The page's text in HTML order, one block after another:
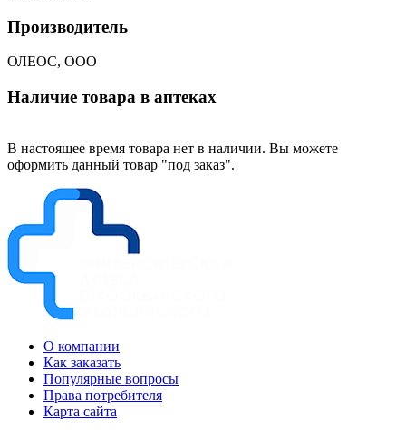
Производитель
ОЛЕОС, ООО
Наличие товара в аптеках
В настоящее время товара нет в наличии. Вы можете
оформить данный товар "под заказ".
О компании
Как заказать
Популярные вопросы
Права потребителя
Карта сайта